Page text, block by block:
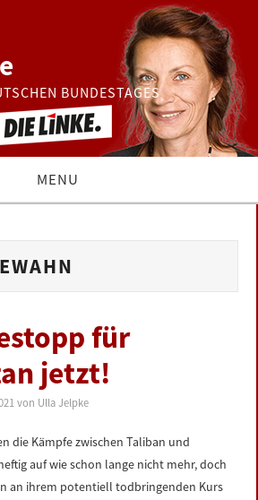
BUNDESTAGES
MENU
für
jetzt!
von Ulla Jelpke
die Kämpfe zwischen Taliban und
auf wie schon lange nicht mehr, doch
an ihrem potentiell todbringenden Kurs